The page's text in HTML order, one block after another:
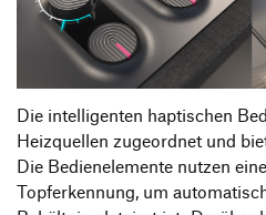
Die intelligenten haptischen
Heizquellen zugeordnet und
Die Bedienelemente nutzen
Topferkennung, um